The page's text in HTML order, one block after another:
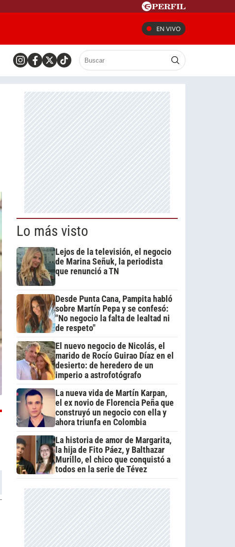
EN VIVO
Lo más visto
Lejos de la televisión, el negocio
de Marina Señuk, la periodista
que renunció a TN
Desde Punta Cana, Pampita habló
sobre Martín Pepa y se confesó:
"No negocio la falta de lealtad ni
de respeto"
El nuevo negocio de Nicolás, el
marido de Rocío Guirao Díaz en el
desierto: de heredero de un
imperio a astrofotógrafo
La nueva vida de Martín Karpan,
el ex novio de Florencia Peña que
construyó un negocio con ella y
ahora triunfa en Colombia
La historia de amor de Margarita,
la hija de Fito Páez, y Balthazar
Murillo, el chico que conquistó a
todos en la serie de Tévez